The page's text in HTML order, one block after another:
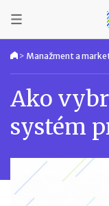
> Manažment a
Ako
systém